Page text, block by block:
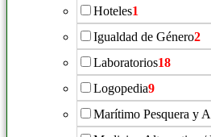
Hoteles1
Igualdad de Género2
Laboratorios18
Logopedia9
Marítimo Pesquera y